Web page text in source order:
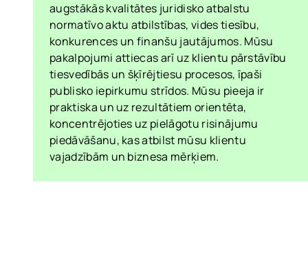
augstākās kvalitātes juridisko atbalstu
normatīvo aktu atbilstības, vides tiesību,
konkurences un finanšu jautājumos. Mūsu
pakalpojumi attiecas arī uz klientu pārstāvību
tiesvedībās un šķīrējtiesu procesos, īpaši
publisko iepirkumu strīdos. Mūsu pieeja ir
praktiska un uz rezultātiem orientēta,
koncentrējoties uz pielāgotu risinājumu
piedāvāšanu, kas atbilst mūsu klientu
vajadzībām un biznesa mērķiem.